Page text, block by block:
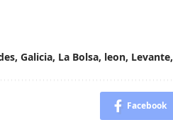
, Galicia, La Bolsa, leon, Levante,
Facebook